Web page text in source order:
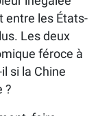
entre les États-
Les deux
féroce à
si la Chine
?